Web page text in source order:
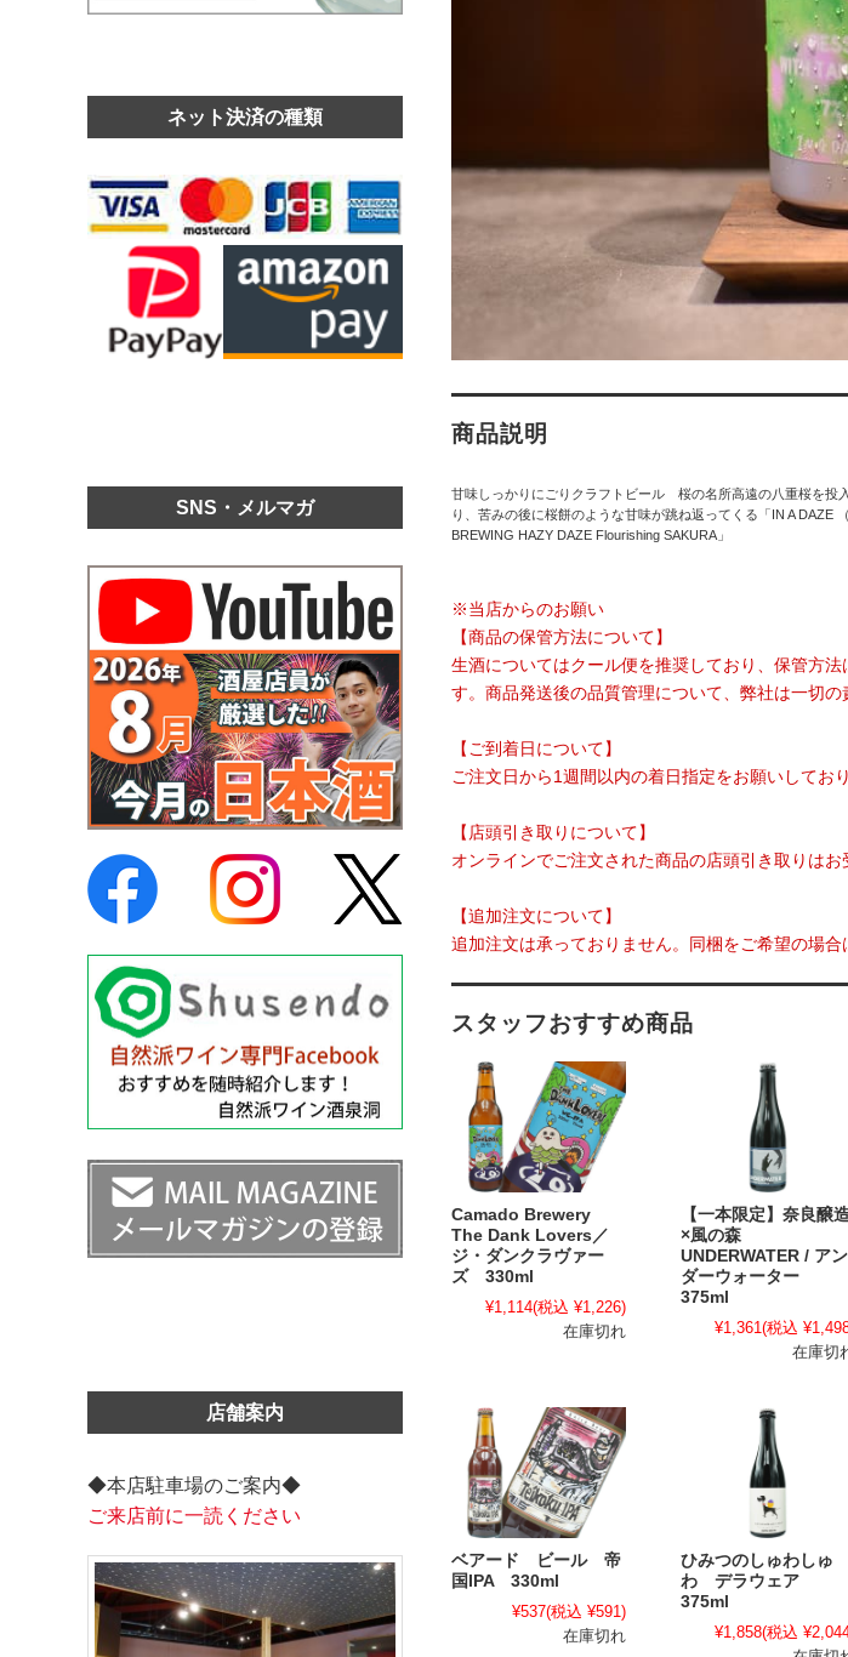
商品説明
甘味しっかりにごりクラフトビール 桜の名所高遠の八重桜を投
り、苦みの後に桜餅のような甘味が跳ね返ってくる「IN A DAZE
BREWING HAZY DAZE Flourishing SAKURA」
※当店からのお願い
【商品の保管方法について】
生酒についてはクール便を推奨しており、保管方
す。商品発送後の品質管理について、弊社は一切
【ご到着日について】
ご注文日から1週間以内の着日指定をお願いしてお
【店頭引き取りについて】
オンラインでご注文された商品の店頭引き取りはお
【追加注文について】
追加注文は承っておりません。同梱をご希望の場合
スタッフおすすめ商品
Camado Brewery
The Dank Lovers／
ジ・ダンクラヴァー
ズ 330ml
¥1,114(税込 ¥1,226)
在庫切れ
【一本限定】奈良醸
×風の森
UNDERWATER / アン
ダーウォーター
375ml
¥1,361(税込
在庫切
ベアード ビール 帝
国IPA 330ml
¥537(税込 ¥591)
在庫切れ
ひみつのしゅわしゅ
わ デラウェア
375ml
¥1,858(税込
ネット決済の種類
SNS・メルマガ
店舗案内
◆本店駐車場のご案内◆
ご来店前に一読ください